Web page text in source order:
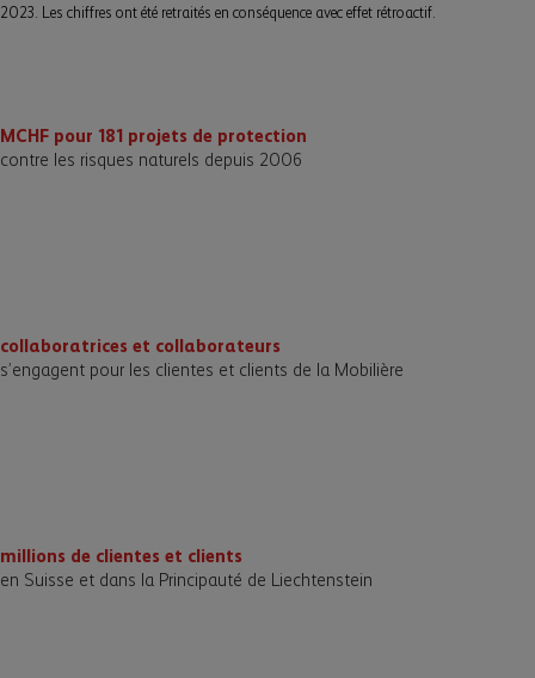
2023. Les chiffres ont été retraités en conséquence avec effet rétroactif.
MCHF pour 181 projets de protection
contre les risques naturels depuis 2006
collaboratrices et collaborateurs
sʼengagent pour les clientes et clients de la Mobilière
millions de clientes et clients
en Suisse et dans la Principauté de Liechtenstein